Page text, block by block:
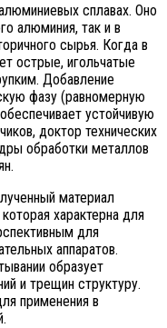
сплавах. Оно
алюминия, так и в
сырья. Когда в
острые, игольчатые
Добавление
фазу (равномерную
устойчивую
доктор технических
обработки металлов
материал
характерна для
для
аппаратов.
образует
и трещин структуру.
применения в